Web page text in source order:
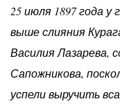
25 июля 1897 года у
выше слияния
Василия Лазарева,
Сапожникова,
успели выручить